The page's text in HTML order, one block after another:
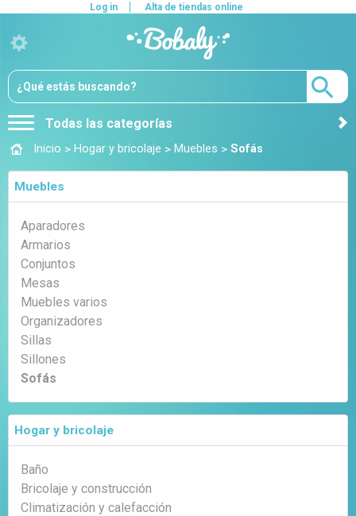
Todas las categorías
Log in Alta de tiendas online
Inicio > Hogar y bricolaje > Muebles > Sofás
Muebles
Aparadores
Armarios
Conjuntos
Mesas
Muebles varios
Organizadores
Sillas
Sillones
Sofás
Hogar y bricolaje
Baño
Bricolaje y construcción
Climatización y calefacción